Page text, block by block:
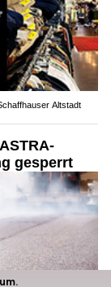
Altstadt
gesperrt